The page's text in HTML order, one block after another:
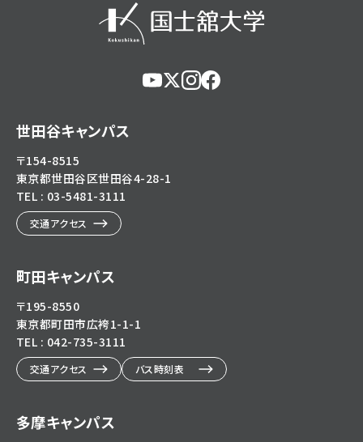
世田谷キャンパス
〒154-8515
東京都世田谷区世田谷4-28-1
TEL : 03-5481-3111
交通アクセス
町田キャンパス
〒195-8550
東京都町田市広袴1-1-1
TEL : 042-735-3111
交通アクセス バス時刻表
多摩キャンパス